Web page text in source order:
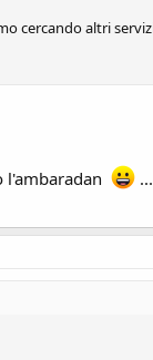
cercando altri
l'ambaradan